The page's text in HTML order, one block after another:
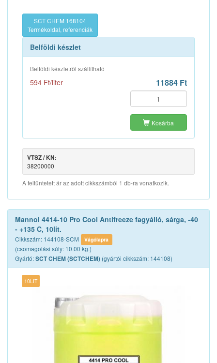
SCT CHEM 168104
Termékoldal, referenciák
Belföldi készlet
Belföldi készletről szállítható
594 Ft/liter 11884 Ft
Kosárba
VTSZ / KN:
38200000
A feltüntetett ár az adott cikkszámból 1 db-ra vonatkozik.
Mannol 4414-10 Pro Cool Antifreeze fagyálló, sárga, -40
- +135 C, 10lit.
Cikkszám: 144108-SCM Vágólapra
(csomagolási súly: 10.00 kg.)
Gyártó:SCT CHEM (SCTCHEM) (gyártói cikkszám: 144108)
10LIT